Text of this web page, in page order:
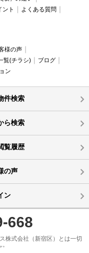
ント
よくある質問
様の声
覧(チラシ)
ブログ
ン
件検索
ら検索
覧履歴
の声
ン
668
株式会社（新宿区）とは一切